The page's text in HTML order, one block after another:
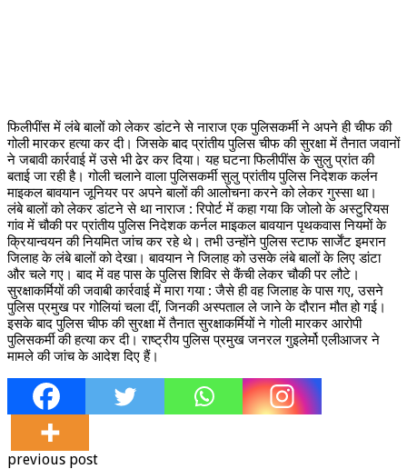
फिलीपींस में लंबे बालों को लेकर डांटने से नाराज एक पुलिसकर्मी ने अपने ही चीफ की
गोली मारकर हत्या कर दी। जिसके बाद प्रांतीय पुलिस चीफ की सुरक्षा में तैनात जवानों
ने जबावी कार्रवाई में उसे भी ढेर कर दिया। यह घटना फिलीपींस के सुलु प्रांत की
बताई जा रही है। गोली चलाने वाला पुलिसकर्मी सुलु प्रांतीय पुलिस निदेशक कर्लन
माइकल बावयान जूनियर पर अपने बालों की आलोचना करने को लेकर गुस्सा था।
लंबे बालों को लेकर डांटने से था नाराज : रिपोर्ट में कहा गया कि जोलो के अस्टुरियस
गांव में चौकी पर प्रांतीय पुलिस निदेशक कर्नल माइकल बावयान पृथकवास नियमों के
क्रियान्वयन की नियमित जांच कर रहे थे। तभी उन्होंने पुलिस स्टाफ सार्जेंट इमरान
जिलाह के लंबे बालों को देखा। बावयान ने जिलाह को उसके लंबे बालों के लिए डांटा
और चले गए। बाद में वह पास के पुलिस शिविर से कैंची लेकर चौकी पर लौटे।
सुरक्षाकर्मियों की जवाबी कार्रवाई में मारा गया : जैसे ही वह जिलाह के पास गए, उसने
पुलिस प्रमुख पर गोलियां चला दीं, जिनकी अस्पताल ले जाने के दौरान मौत हो गई।
इसके बाद पुलिस चीफ की सुरक्षा में तैनात सुरक्षाकर्मियों ने गोली मारकर आरोपी
पुलिसकर्मी की हत्या कर दी। राष्ट्रीय पुलिस प्रमुख जनरल गुइलेर्मो एलीआजर ने
मामले की जांच के आदेश दिए हैं।
previous post